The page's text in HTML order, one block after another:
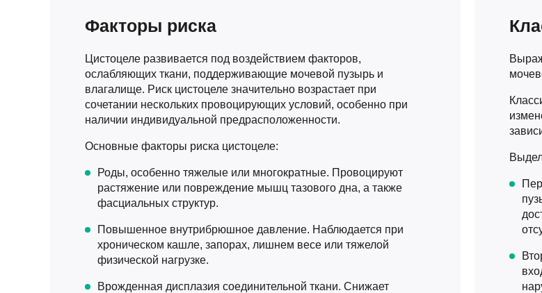
Факторы риска
Цистоцеле развивается под воздействием факторов,
ослабляющих ткани, поддерживающие мочевой пузырь и
влагалище. Риск цистоцеле значительно возрастает при
сочетании нескольких провоцирующих условий, особенно при
наличии индивидуальной предрасположенности.
Основные факторы риска цистоцеле:
Роды, особенно тяжелые или многократные. Провоцируют
растяжение или повреждение мышц тазового дна, а также
фасциальных структур.
Повышенное внутрибрюшное давление. Наблюдается при
хроническом кашле, запорах, лишнем весе или тяжелой
физической нагрузке.
Врожденная дисплазия соединительной ткани. Снижает